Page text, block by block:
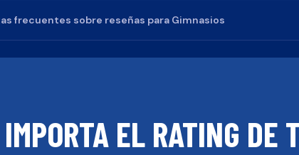
frecuentes sobre reseñas para Gimnasios
EL RATING DE